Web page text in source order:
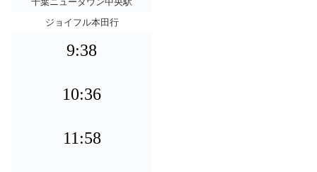
ジョイフル本田行
9:38
10:36
11:58